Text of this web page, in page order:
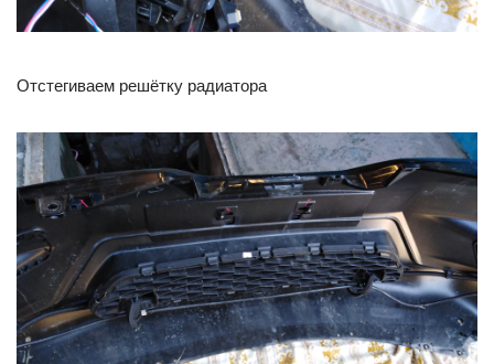
Отстегиваем решётку радиатора